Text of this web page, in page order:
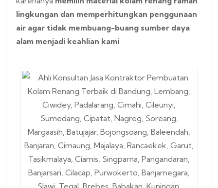
lingkungan dan memperhitungkan penggunaan
air agar tidak membuang-buang sumber daya
alam menjadi keahlian kami